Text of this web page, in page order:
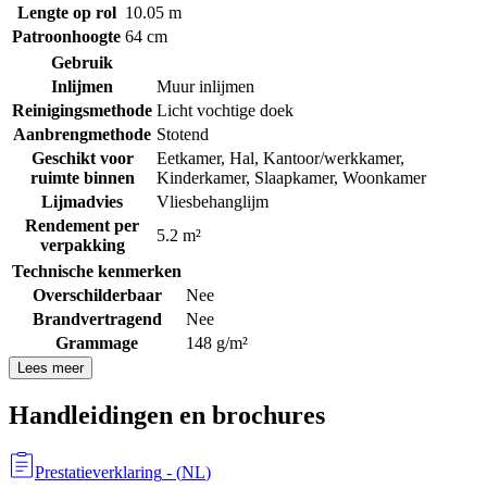
Lengte op rol 10.05 m
Patroonhoogte 64 cm
Gebruik
Inlijmen
Muur inlijmen
Reinigingsmethode Licht vochtige doek
Aanbrengmethode Stotend
Geschikt voor
ruimte binnen
Eetkamer, Hal, Kantoor/werkkamer,
Kinderkamer, Slaapkamer, Woonkamer
Lijmadvies
Vliesbehanglijm
Rendement per
verpakking
5.2 m²
Technische kenmerken
Overschilderbaar
Nee
Brandvertragend
Nee
Grammage
148 g/m²
Lees meer
Handleidingen en brochures
Prestatieverklaring - (NL)